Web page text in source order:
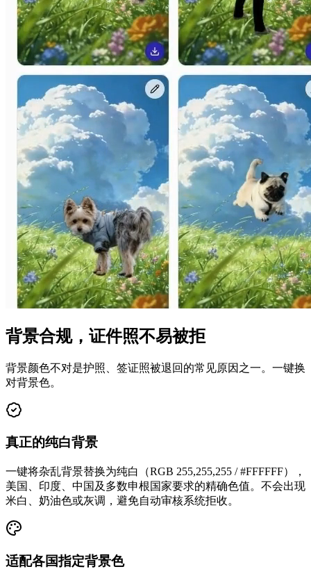
背景合规，证件照不易被拒
背景颜色不对是护照、签证照被退回的常见原因之一。一键换
对背景色。
真正的纯白背景
一键将杂乱背景替换为纯白（RGB 255,255,255 / #FFFFFF），
美国、印度、中国及多数申根国家要求的精确色值。不会出现
米白、奶油色或灰调，避免自动审核系统拒收。
适配各国指定背景色